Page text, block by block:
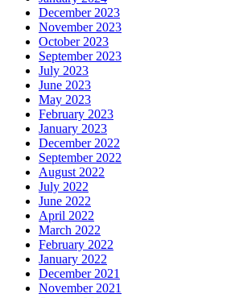
December 2023
November 2023
October 2023
September 2023
July 2023
June 2023
May 2023
February 2023
January 2023
December 2022
September 2022
August 2022
July 2022
June 2022
April 2022
March 2022
February 2022
January 2022
December 2021
November 2021